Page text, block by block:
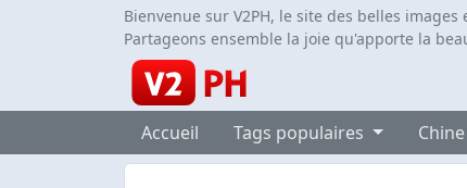
Bienvenue sur V2PH, le site des belles
Partageons ensemble la joie qu'apporte la
Accueil Tags populaires Chine